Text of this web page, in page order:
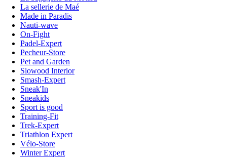
La sellerie de Maé
Made in Paradis
Nauti-wave
On-Fight
Padel-Expert
Pecheur-Store
Pet and Garden
Slowood Interior
Smash-Expert
Sneak'In
Sneakids
Sport is good
Training-Fit
Trek-Expert
Triathlon Expert
Vélo-Store
Winter Expert